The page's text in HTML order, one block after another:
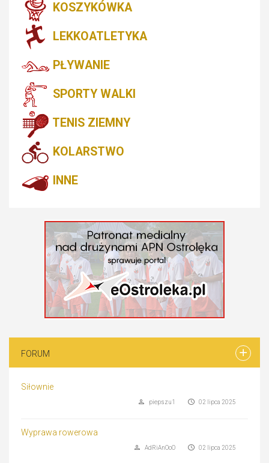
KOSZYKÓWKA
LEKKOATLETYKA
PŁYWANIE
SPORTY WALKI
TENIS ZIEMNY
KOLARSTWO
INNE
FORUM
Siłownie
02 lipca 2025
piepszu1
Wyprawa rowerowa
02 lipca 2025
AdRiAnOoO